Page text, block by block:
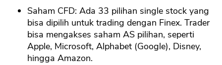
Saham CFD: Ada 33 pilihan single stock yang
bisa dipilih untuk trading dengan Finex. Trader
bisa mengakses saham AS pilihan, seperti
Apple, Microsoft, Alphabet (Google), Disney,
hingga Amazon.